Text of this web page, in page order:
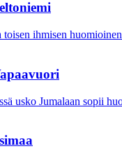
toisen ihmisen
usko Jumalaan sopii